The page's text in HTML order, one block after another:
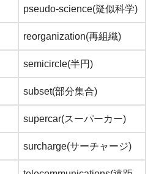
pseudo-science(疑似科学)
reorganization(再組織)
semicircle(半円)
subset(部分集合)
supercar(スーパーカー)
surcharge(サーチャージ)